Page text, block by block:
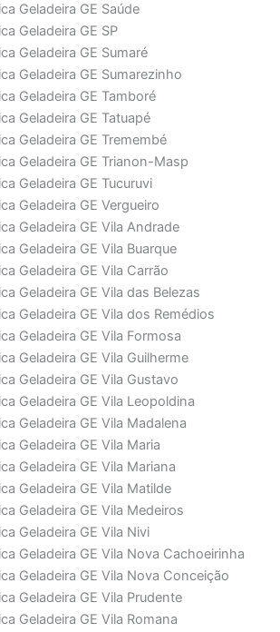
Geladeira GE Saúde
Geladeira GE SP
Geladeira GE Sumaré
Geladeira GE Sumarezinho
Geladeira GE Tamboré
Geladeira GE Tatuapé
Geladeira GE Tremembé
Geladeira GE Trianon-Masp
Geladeira GE Tucuruvi
Geladeira GE Vergueiro
Geladeira GE Vila Andrade
Geladeira GE Vila Buarque
Geladeira GE Vila Carrão
Geladeira GE Vila das Belezas
Geladeira GE Vila dos Remédios
Geladeira GE Vila Formosa
Geladeira GE Vila Guilherme
Geladeira GE Vila Gustavo
Geladeira GE Vila Leopoldina
Geladeira GE Vila Madalena
Geladeira GE Vila Maria
Geladeira GE Vila Mariana
Geladeira GE Vila Matilde
Geladeira GE Vila Medeiros
Geladeira GE Vila Nivi
Geladeira GE Vila Nova Cachoeirinha
Geladeira GE Vila Nova Conceição
Geladeira GE Vila Prudente
Geladeira GE Vila Romana